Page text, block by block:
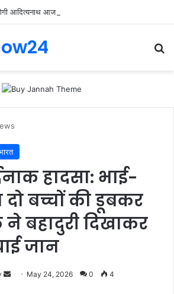
हादसा: भाई-
बच्चों की डूबकर
बहादुरी दिखाकर
जान
May 24, 2026 0 4